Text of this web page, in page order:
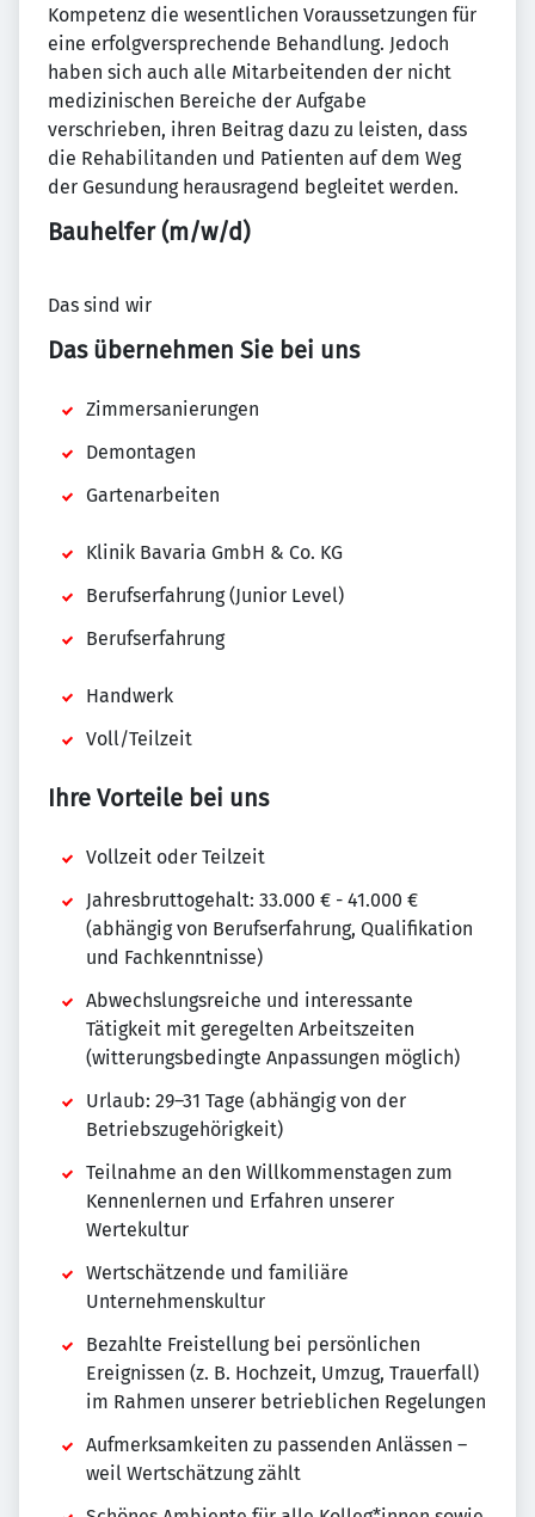
Kompetenz die wesentlichen Voraussetzungen für
eine erfolgversprechende Behandlung. Jedoch
haben sich auch alle Mitarbeitenden der nicht
medizinischen Bereiche der Aufgabe
verschrieben, ihren Beitrag dazu zu leisten, dass
die Rehabilitanden und Patienten auf dem Weg
der Gesundung herausragend begleitet werden.
Bauhelfer (m/w/d)
Das sind wir
Das übernehmen Sie bei uns
Zimmersanierungen
Demontagen
Gartenarbeiten
Klinik Bavaria GmbH & Co. KG
Berufserfahrung (Junior Level)
Berufserfahrung
Handwerk
Voll/Teilzeit
Ihre Vorteile bei uns
Vollzeit oder Teilzeit
Jahresbruttogehalt: 33.000 € - 41.000 €
(abhängig von Berufserfahrung, Qualifikation
und Fachkenntnisse)
Abwechslungsreiche und interessante
Tätigkeit mit geregelten Arbeitszeiten
(witterungsbedingte Anpassungen möglich)
Urlaub: 29–31 Tage (abhängig von der
Betriebszugehörigkeit)
Teilnahme an den Willkommenstagen zum
Kennenlernen und Erfahren unserer
Wertekultur
Wertschätzende und familiäre
Unternehmenskultur
Bezahlte Freistellung bei persönlichen
Ereignissen (z. B. Hochzeit, Umzug, Trauerfall)
im Rahmen unserer betrieblichen Regelungen
Aufmerksamkeiten zu passenden Anlässen –
weil Wertschätzung zählt